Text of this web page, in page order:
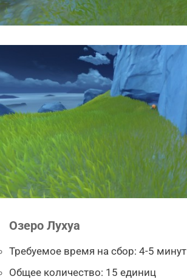
Озеро Лухуа
Требуемое время на сбор: 4-5 минут
Общее количество: 15 единиц